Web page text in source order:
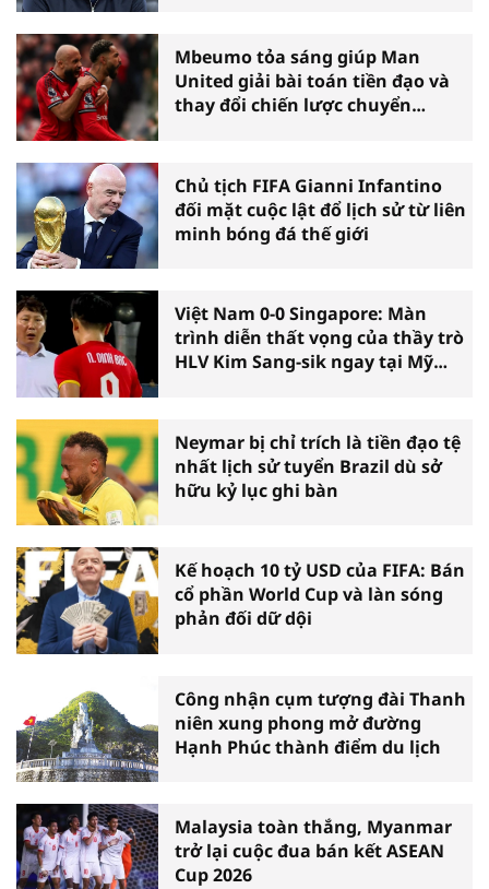
Mbeumo tỏa sáng giúp Man
United giải bài toán tiền đạo và
thay đổi chiến lược chuyển
Chủ tịch FIFA Gianni Infantino
đối mặt cuộc lật đổ lịch sử từ liên
minh bóng đá thế giới
Việt Nam 0-0 Singapore: Màn
trình diễn thất vọng của thầy trò
HLV Kim Sang-sik ngay tại Mỹ
Neymar bị chỉ trích là tiền đạo tệ
nhất lịch sử tuyển Brazil dù sở
hữu kỷ lục ghi bàn
Kế hoạch 10 tỷ USD của FIFA: Bán
cổ phần World Cup và làn sóng
phản đối dữ dội
Công nhận cụm tượng đài Thanh
niên xung phong mở đường
Hạnh Phúc thành điểm du lịch
Malaysia toàn thắng, Myanmar
trở lại cuộc đua bán kết ASEAN
Cup 2026